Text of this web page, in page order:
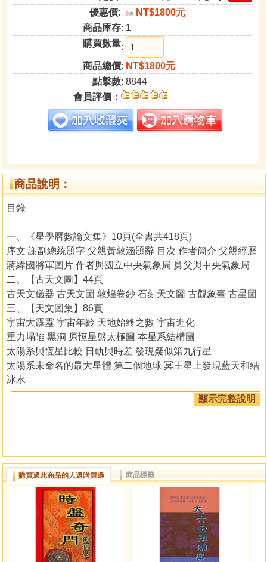
優惠價:
9折
NT$1800元
商品庫存: 1
購買數量:
商品總價: NT$1800元
點擊數: 8844
會員評價：
商品說明：
目錄
一、《星學曆數論文集》10頁(全書共418頁)
序文 謝副總統題字 父親黃敦涵題辭 目次 作者簡介 父親經歷
蔣緯國將軍圖片 作者與國立中央氣象局 舅父與中央氣象局
二、【古天文圖】44頁
古天文儀器 古天文圖 敦煌卷鈔 石刻天文圖 古觀象臺 古星圖
三、【天文圖集】86頁
宇宙大霹靂 宇宙年齡 天地始終之數 宇宙進化
重力塌陷 黑洞 原恆星盤太極圖 本星系結構圖
太陽系與恆星比較 日軌與時差 發現疑似第九行星
太陽系未命名的最大星體 第二個地球 冥王星上發現藍天和結
冰水
冥王天蠍卯宮即性與欲 冥王星原來活跳跳 冥王星系統存在生
美國擬恢復冥王星的地位 新發現矮行星‧顛覆天文學說
四、【天學論文集】188頁
【覆哈雷熱潮帶來的啟示–淺談「元運」之真義】
【國是建言】人生輝煌得的一頁 下元八運的感應
【計算行星距離的鐵波法則和海王星感應】
【計算行星距離的鐵波法則和海王星感應】1997.3《中華易
學月刊(205)
顯示完整說明
購買過此商品的人還購買過 商品標籤